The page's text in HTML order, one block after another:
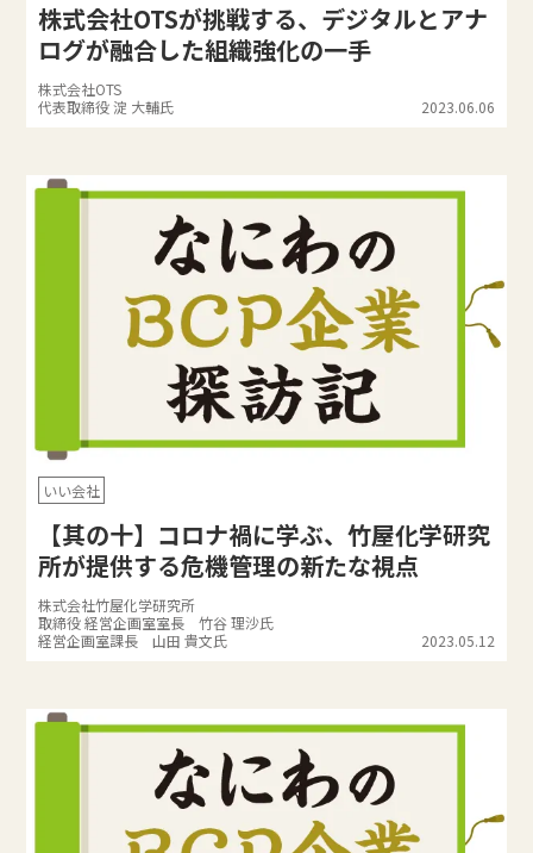
株式会社OTSが挑戦する、デジタルとアナ
ログが融合した組織強化の一手
株式会社OTS
代表取締役 淀 大輔氏
2023.06.06
いい会社
【其の十】コロナ禍に学ぶ、竹屋化学研究
所が提供する危機管理の新たな視点
株式会社竹屋化学研究所
取締役 経営企画室室長 竹谷 理沙氏
経営企画室課長 山田 貴文氏
2023.05.12